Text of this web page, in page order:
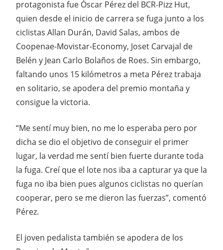
protagonista fue Óscar Pérez del BCR-Pizz Hut,
quien desde el inicio de carrera se fuga junto a los
ciclistas Allan Durán, David Salas, ambos de
Coopenae-Movistar-Economy, Joset Carvajal de
Belén y Jean Carlo Bolaños de Roes. Sin embargo,
faltando unos 15 kilómetros a meta Pérez trabaja
en solitario, se apodera del premio montaña y
consigue la victoria.
“Me sentí muy bien, no me lo esperaba pero por
dicha se dio el objetivo de conseguir el primer
lugar, la verdad me sentí bien fuerte durante toda
la fuga. Creí que el lote nos iba a capturar ya que la
fuga no iba bien pues algunos ciclistas no querían
cooperar, pero se me dieron las fuerzas”, comentó
Pérez.
El joven pedalista también se apodera de los